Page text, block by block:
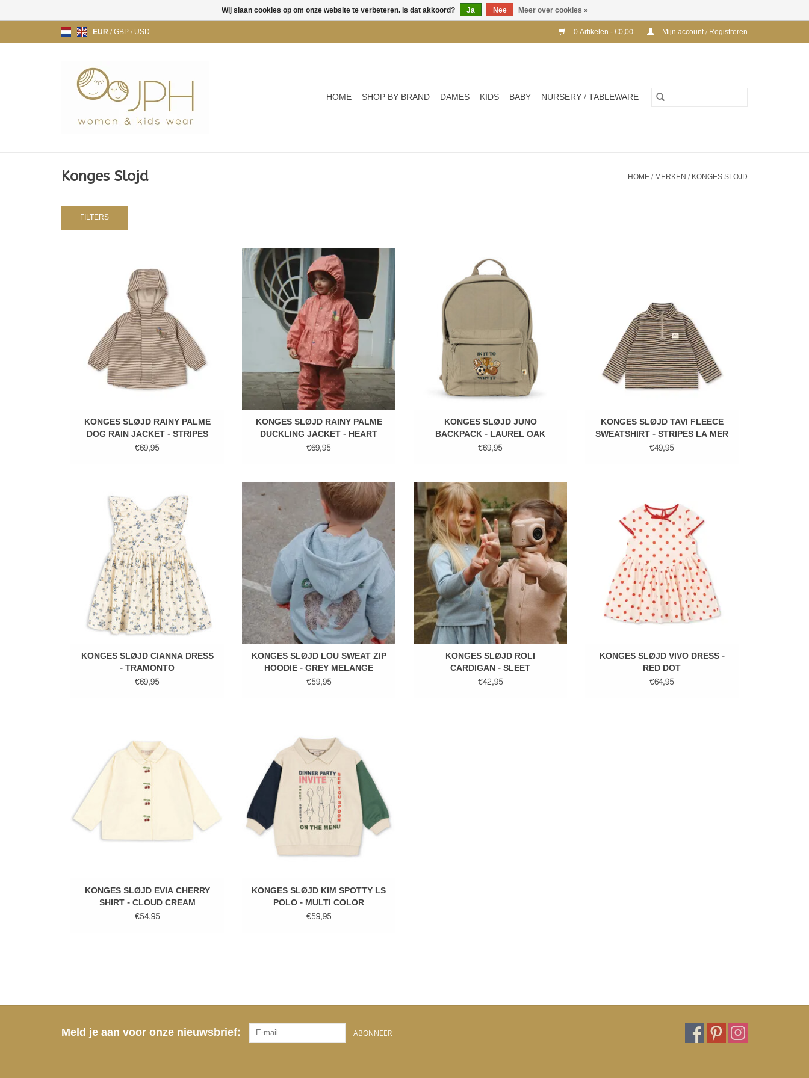
EUR/GBP/USD 0 Artikelen - €0,00 Mijn account / Registreren
HOME SHOP BY BRAND DAMES KIDS BABY NURSERY / TABLEWARE
Konges Slojd HOME/MERKEN/KONGES SLOJD
FILTERS
RAIN JACKET - STRIPES
TOEVOEGEN AAN WINKELWAGEN
KONGES SLØJD RAINY PALME
DOG RAIN JACKET - STRIPES
€69,95
KONGES SLØJD RAINY PALME
DUCKLING JACKET - HEART
TOEVOEGEN AAN WINKELWAGEN
KONGES SLØJD RAINY PALME
DUCKLING JACKET - HEART
€69,95
LAUREL OAK
TOEVOEGEN AAN WINKELWAGEN
KONGES SLØJD JUNO
BACKPACK - LAUREL OAK
€69,95
KONGES SLØJD TAVI FLEECE
SWEATSHIRT - STRIPES LA MER
€49,95
TRAMONTO
TOEVOEGEN AAN WINKELWAGEN
KONGES SLØJD CIANNA DRESS
- TRAMONTO
€69,95
KONGES SLØJD LOU SWEAT ZIP
HOODIE - GREY MELANGE
TOEVOEGEN AAN WINKELWAGEN
KONGES SLØJD LOU SWEAT ZIP
HOODIE - GREY MELANGE
€59,95
KONGES SLØJD ROLI CARDIGAN -
SLEET
TOEVOEGEN AAN WINKELWAGEN
KONGES SLØJD ROLI
CARDIGAN - SLEET
€42,95
TOEVOEGEN AAN WINKELWAGEN
KONGES SLØJD VIVO DRESS -
RED DOT
€64,95
TOEVOEGEN AAN WINKELWAGEN
KONGES SLØJD EVIA CHERRY
SHIRT - CLOUD CREAM
€54,95
MULTI COLOR
TOEVOEGEN AAN WINKELWAGEN
KONGES SLØJD KIM SPOTTY LS
POLO - MULTI COLOR
€59,95
Meld je aan voor onze nieuwsbrief: ABONNEER
Wij slaan cookies op om onze website te verbeteren. Is dat akkoord? Ja Nee Meer over cookies »